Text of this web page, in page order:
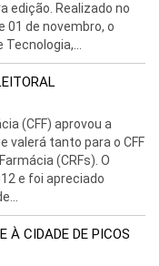
edição. Realizado no
01 de novembro, o
(CFF) aprovou a
valerá tanto para o CFF
(CRFs). O
e foi apreciado
À CIDADE DE PICOS